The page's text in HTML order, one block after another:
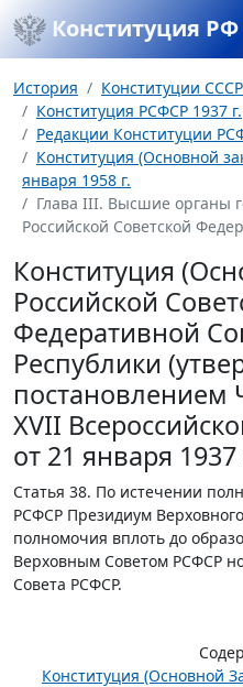
Конституция РФ
История
Конституции
Конституция РСФСР 1937 г.
Редакции Конституции
Конституция (Основной
января 1958 г.
Глава III. Высшие органы
Российской Советской
Конституция
Российской
Федеративной
Республики
постановлением
XVII
от 21 января 1937
Статья 38. По истечении
РСФСР Президиум
полномочия вплоть до
Верховным Советом РСФСР
Совета РСФСР.
Конституция (Основной